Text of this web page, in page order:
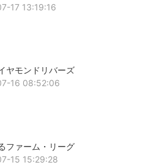
17 13:19:16
ヤモンドリバーズ
16 08:52:06
ファーム・リーグ
15 15:29:28